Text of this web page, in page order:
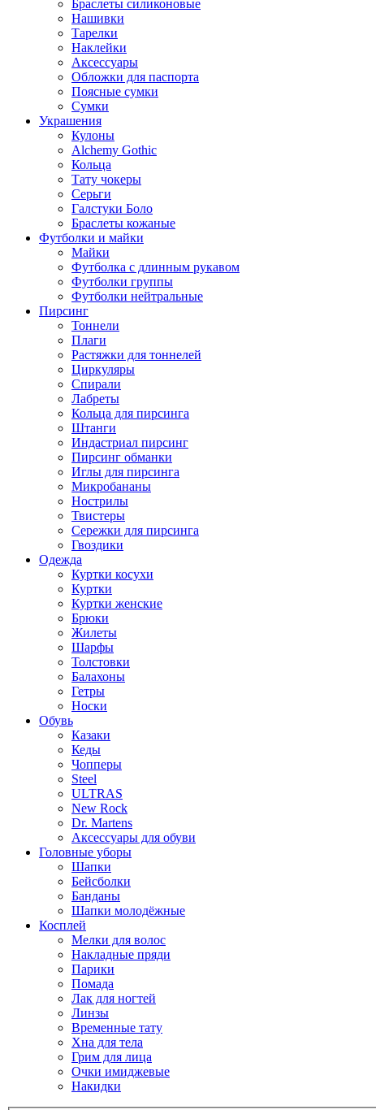
Браслеты силиконовые
Нашивки
Тарелки
Наклейки
Аксессуары
Обложки для паспорта
Поясные сумки
Сумки
Украшения
Кулоны
Alchemy Gothic
Кольца
Тату чокеры
Серьги
Галстуки Боло
Браслеты кожаные
Футболки и майки
Майки
Футболка с длинным рукавом
Футболки группы
Футболки нейтральные
Пирсинг
Тоннели
Плаги
Растяжки для тоннелей
Циркуляры
Спирали
Лабреты
Кольца для пирсинга
Штанги
Индастриал пирсинг
Пирсинг обманки
Иглы для пирсинга
Микробананы
Нострилы
Твистеры
Сережки для пирсинга
Гвоздики
Одежда
Куртки косухи
Куртки
Куртки женские
Брюки
Жилеты
Шарфы
Толстовки
Балахоны
Гетры
Носки
Обувь
Казаки
Кеды
Чопперы
Steel
ULTRAS
New Rock
Dr. Martens
Аксессуары для обуви
Головные уборы
Шапки
Бейсболки
Банданы
Шапки молодёжные
Косплей
Мелки для волос
Накладные пряди
Парики
Помада
Лак для ногтей
Линзы
Временные тату
Хна для тела
Грим для лица
Очки имиджевые
Накидки